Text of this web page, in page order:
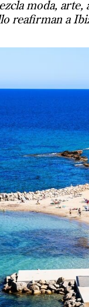
moda,
reafirman a